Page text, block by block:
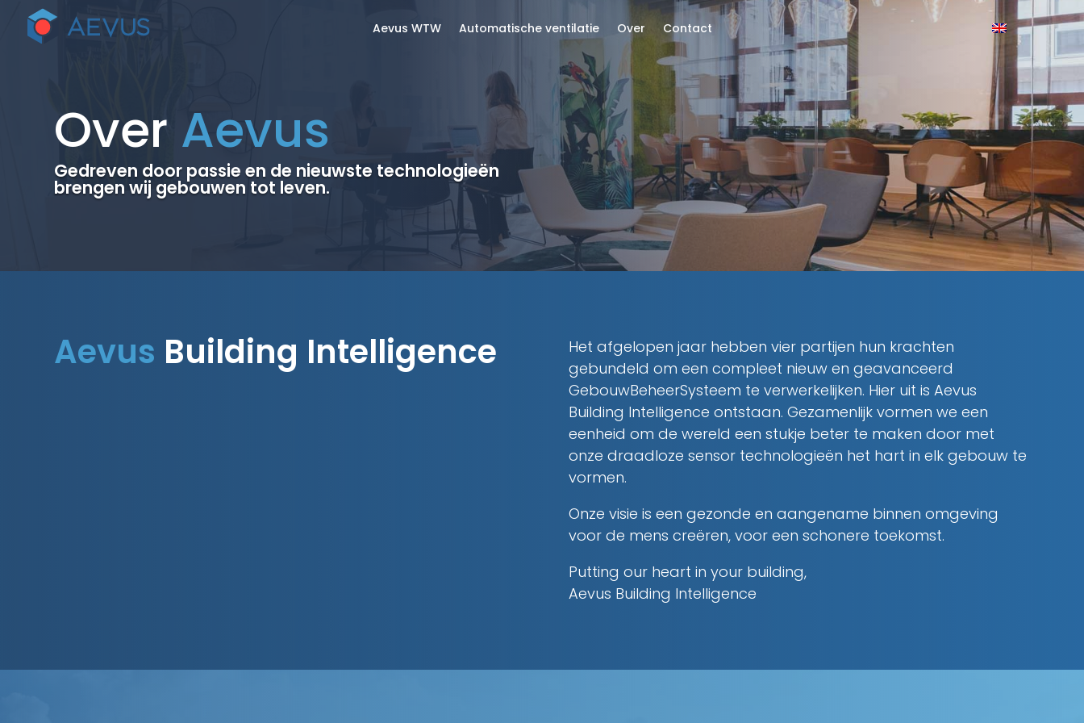
Aevus WTW Automatische ventilatie Over Contact
Over Aevus
Gedreven door passie en de nieuwste technologieën
brengen wij gebouwen tot leven.
Aevus Building Intelligence
Het afgelopen jaar hebben vier partijen hun krachten
gebundeld om een compleet nieuw en geavanceerd
GebouwBeheerSysteem te verwerkelijken. Hier uit is Aevus
Building Intelligence ontstaan. Gezamenlijk vormen we een
eenheid om de wereld een stukje beter te maken door met
onze draadloze sensor technologieën het hart in elk gebouw te
vormen.
Onze visie is een gezonde en aangename binnen omgeving
voor de mens creëren, voor een schonere toekomst.
Putting our heart in your building,
Aevus Building Intelligence